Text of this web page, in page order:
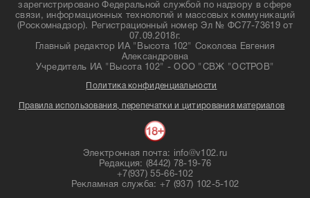
зарегистрировано Федеральной службой по надзору в сфере
связи, информационных технологий и массовых коммуникаций
(Роскомнадзор). Регистрационный номер Эл № ФС77-73619 от
07.09.2018г.
Главный редактор ИА "Высота 102" Соколова Евгения
Александровна
Учредитель ИА "Высота 102" - ООО "СВЖ "ОСТРОВ"
Политика конфиденциальности
Правила использования, перепечатки и цитирования материалов
Электронная почта: info@v102.ru
Редакция: (8442) 78-19-76
+7(937) 55-66-102
Рекламная служба: +7 (937) 102-5-102